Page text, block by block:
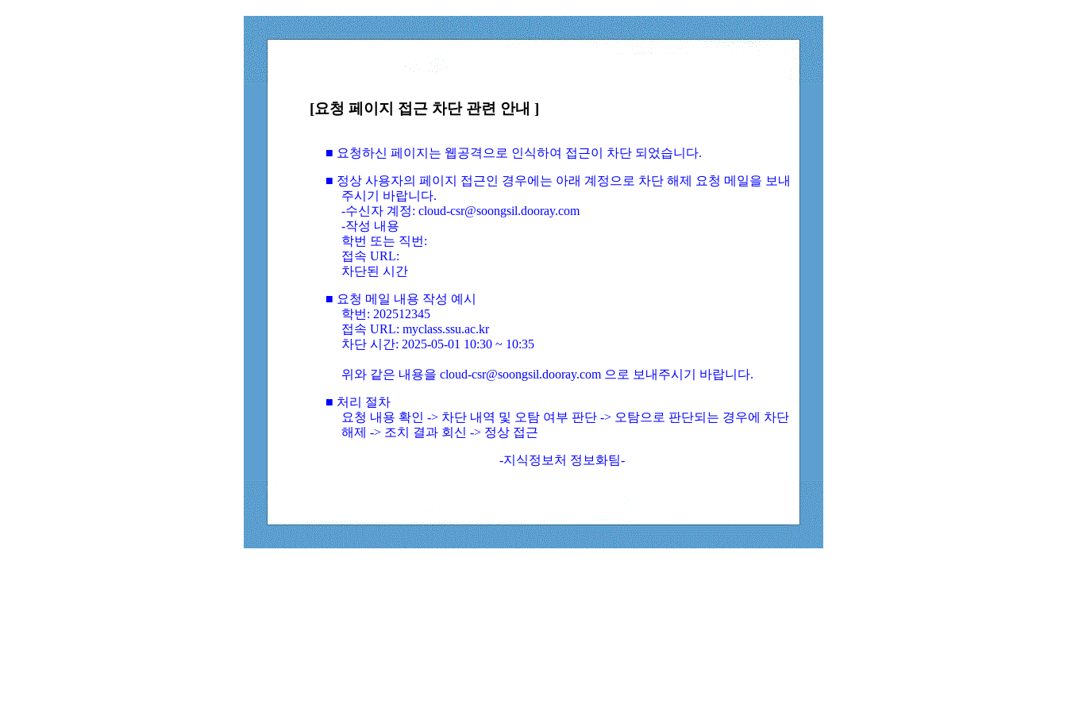
[요청 페이지 접근 차단 관련 안내 ]
■ 요청하신 페이지는 웹공격으로 인식하여 접근이 차단 되었습니다.
■ 정상 사용자의 페이지 접근인 경우에는 아래 계정으로 차단 해제 요청 메일을 보내
주시기 바랍니다.
-수신자 계정: cloud-csr@soongsil.dooray.com
-작성 내용
학번 또는 직번:
접속 URL:
차단된 시간
■ 요청 메일 내용 작성 예시
학번: 202512345
접속 URL: myclass.ssu.ac.kr
차단 시간: 2025-05-01 10:30 ~ 10:35
위와 같은 내용을 cloud-csr@soongsil.dooray.com 으로 보내주시기 바랍니다.
■ 처리 절차
요청 내용 확인 -> 차단 내역 및 오탐 여부 판단 -> 오탐으로 판단되는 경우에 차단
해제 -> 조치 결과 회신 -> 정상 접근
-지식정보처 정보화팀-